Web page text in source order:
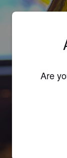
Are